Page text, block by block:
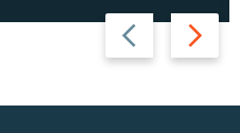
Назад Вперед